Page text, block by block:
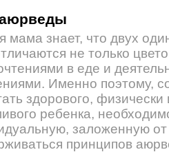
мама знает, что двух
не только
в еде и
Именно поэтому,
здорового,
ребенка,
заложенную
принципов